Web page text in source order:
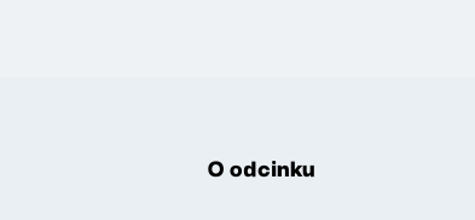
O odcinku